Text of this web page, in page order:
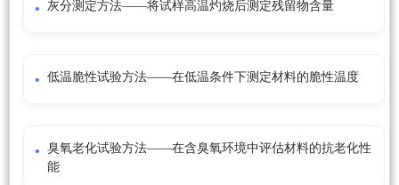
灰分测定方法——将试样高温灼烧后测定残留物含量
低温脆性试验方法——在低温条件下测定材料的脆性温度
臭氧老化试验方法——在含臭氧环境中评估材料的抗老化性
能